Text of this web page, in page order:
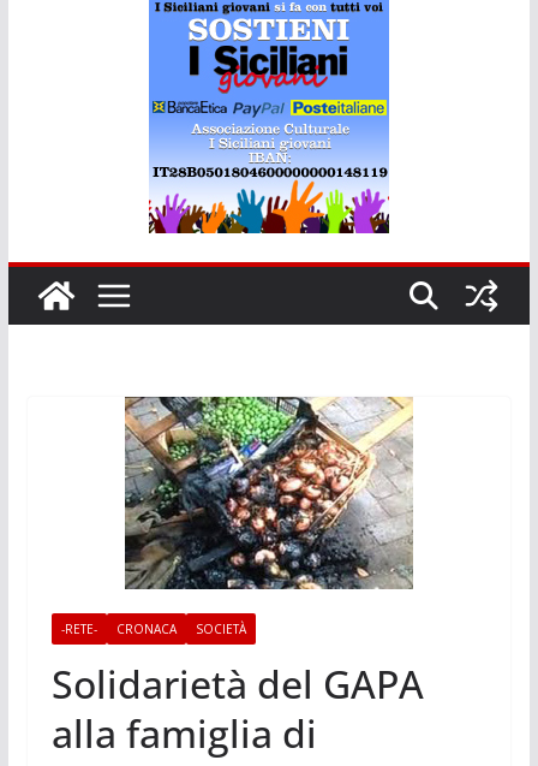
-RETE- CRONACA SOCIETÀ
Solidarietà del GAPA
alla famiglia di